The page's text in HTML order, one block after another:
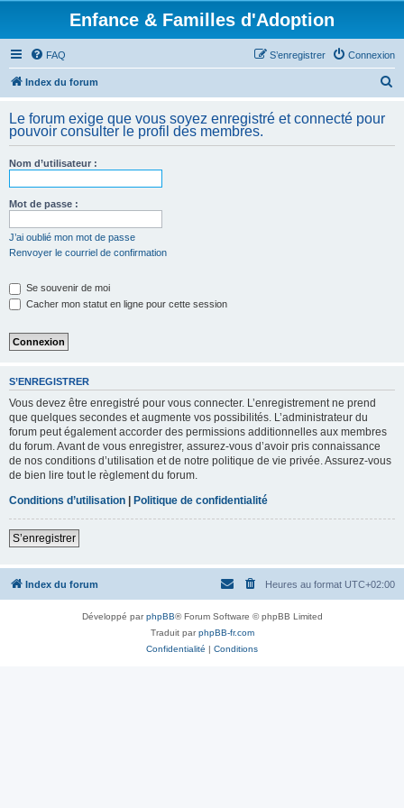
Enfance & Familles d'Adoption
FAQ Connexion
S’enregistrer
Index du forum
h
Le forum exige que vous soyez enregistré et connecté pour
pouvoir consulter le profil des membres.
Nom d’utilisateur :
Mot de passe :
J’ai oublié mon mot de passe
Renvoyer le courriel de confirmation
Se souvenir de moi
Cacher mon statut en ligne pour cette session
S’ENREGISTRER
Vous devez être enregistré pour vous connecter. L’enregistrement ne prend
que quelques secondes et augmente vos possibilités. L’administrateur du
forum peut également accorder des permissions additionnelles aux membres
du forum. Avant de vous enregistrer, assurez-vous d’avoir pris connaissance
de nos conditions d’utilisation et de notre politique de vie privée. Assurez-vous
de bien lire tout le règlement du forum.
Conditions d’utilisation | Politique de confidentialité
S’enregistrer
Index du forum Heures au format UTC+02:00
Développé parphpBB® Forum Software © phpBB Limited
Traduit parphpBB-fr.com
Confidentialité | Conditions